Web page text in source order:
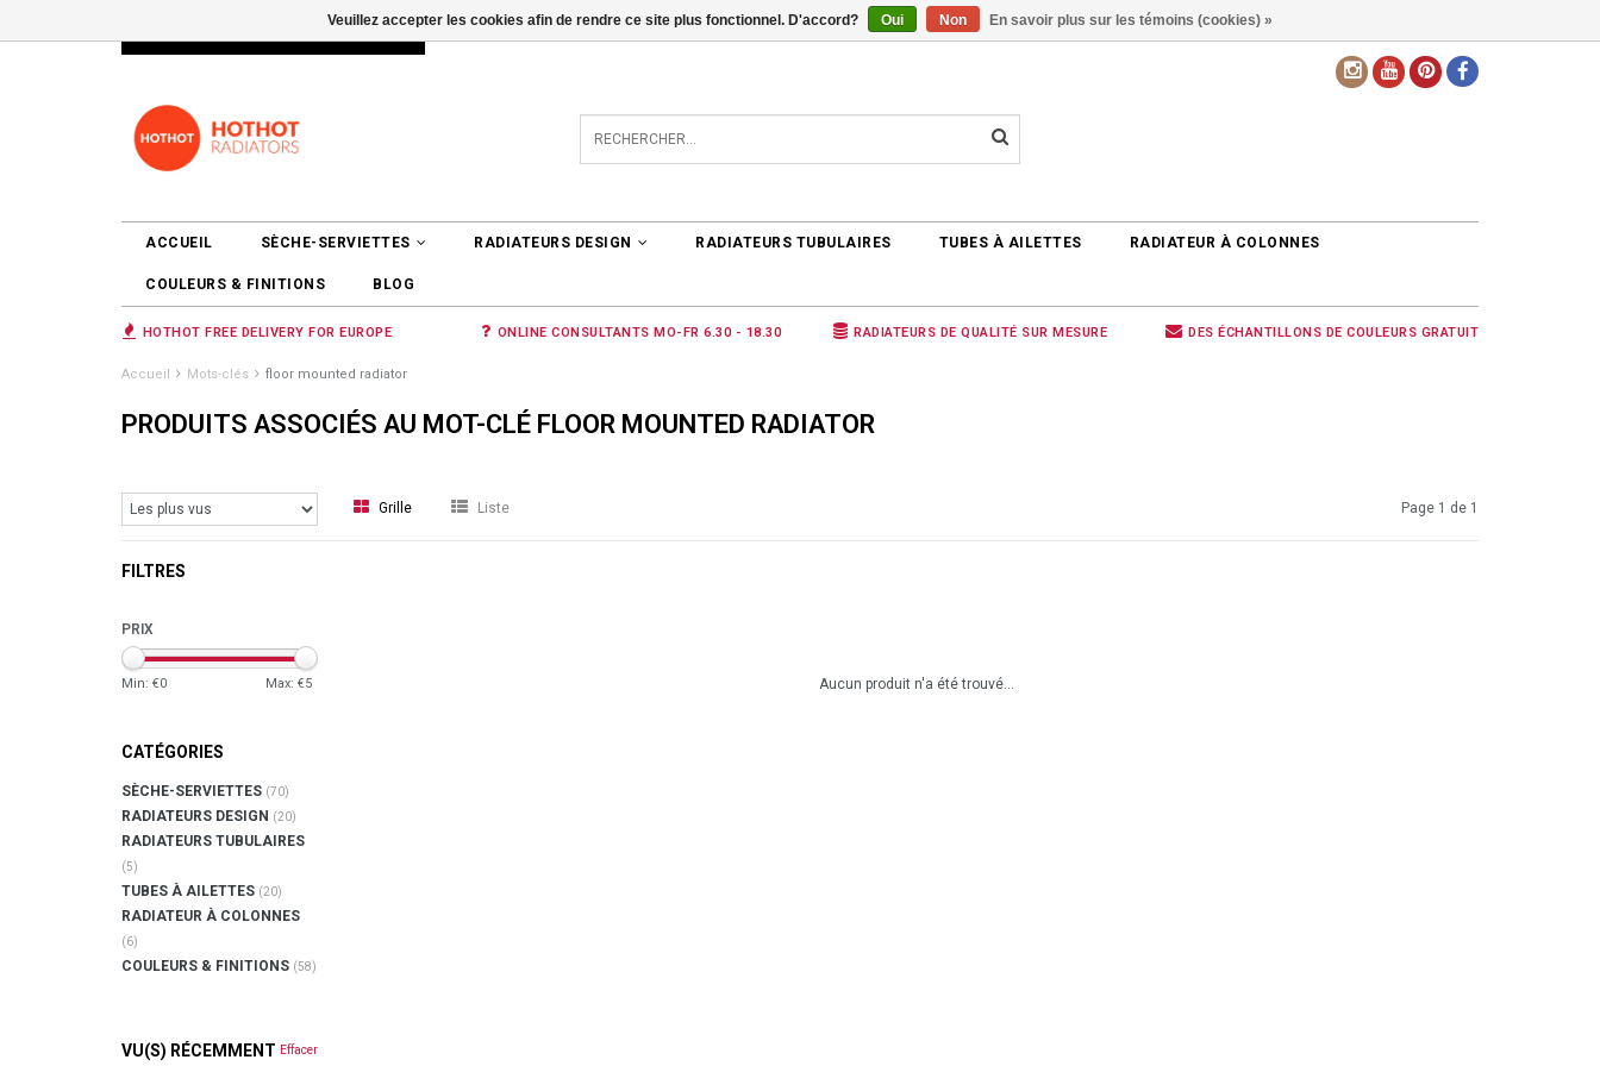
INFO@RADIATORS.SHOP SE CONNECTER 0 ARTICLES €0,00
ACCUEIL SÈCHE-SERVIETTES RADIATEURS DESIGN RADIATEURS TUBULAIRES TUBES À AILETTES RADIATEUR À COLONNES
COULEURS & FINITIONS BLOG
HOTHOT FREE DELIVERY FOR EUROPE ONLINE CONSULTANTS MO-FR 6.30 - 18.30 RADIATEURS DE QUALITÉ SUR MESURE DES ÉCHANTILLONS DE COULEURS GRATUIT
Accueil Mots-clés floor mounted radiator
PRODUITS ASSOCIÉS AU MOT-CLÉ FLOOR MOUNTED RADIATOR
Grille Liste Page 1 de 1
FILTRES
PRIX
Min: €0 Max: €5
CATÉGORIES
SÈCHE-SERVIETTES (70)
RADIATEURS DESIGN (20)
RADIATEURS TUBULAIRES
(5)
TUBES À AILETTES (20)
RADIATEUR À COLONNES
(6)
COULEURS & FINITIONS (58)
VU(S) RÉCEMMENT Effacer
Aucun produit n'a été trouvé...
Veuillez accepter les cookies afin de rendre ce site plus fonctionnel. D'accord? Oui Non En savoir plus sur les témoins (cookies) »